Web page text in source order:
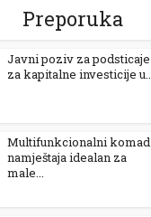
Preporuka
Јavni poziv za podsticaje
za kapitalne investicije u...
Multifunkcionalni komad
namještaja idealan za
male...